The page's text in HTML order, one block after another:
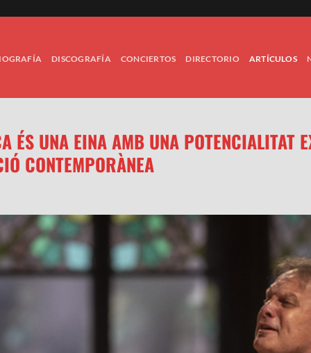
DISCOGRAFÍA CONCIERTOS DIRECTORIO ARTÍCULOS
ÉS UNA EINA AMB UNA POTENCIALITAT
CONTEMPORÀNEA